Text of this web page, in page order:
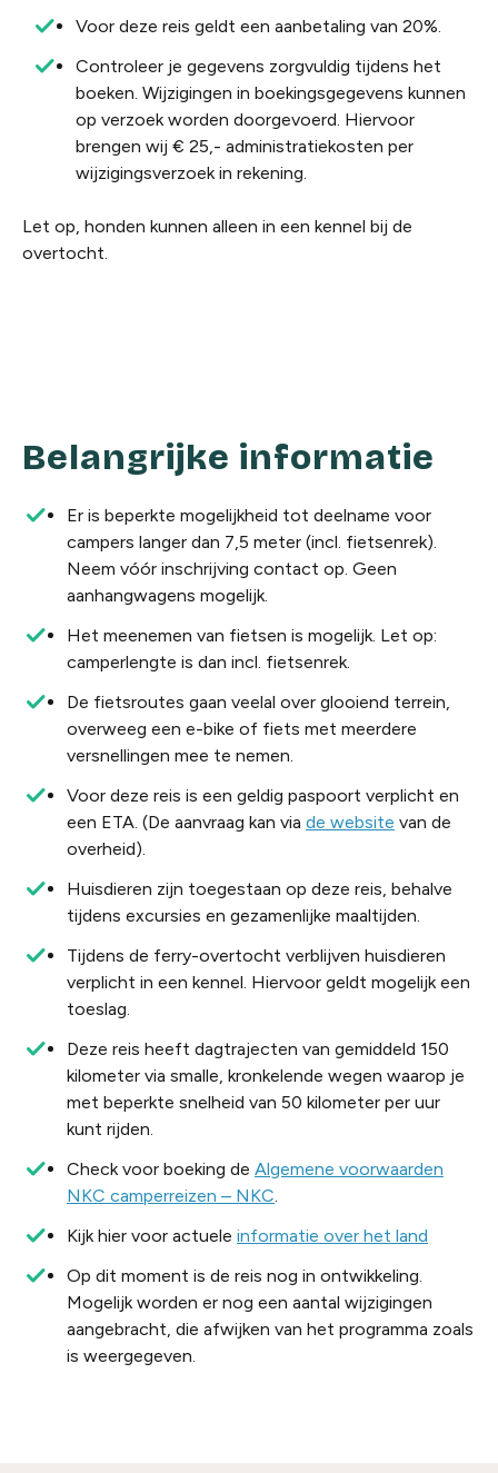
Voor deze reis geldt een aanbetaling van 20%.
Controleer je gegevens zorgvuldig tijdens het
boeken. Wijzigingen in boekingsgegevens kunnen
op verzoek worden doorgevoerd. Hiervoor
brengen wij € 25,- administratiekosten per
wijzigingsverzoek in rekening.
Let op, honden kunnen alleen in een kennel bij de
overtocht.
Belangrijke informatie
Er is beperkte mogelijkheid tot deelname voor
campers langer dan 7,5 meter (incl. fietsenrek).
Neem vóór inschrijving contact op. Geen
aanhangwagens mogelijk.
Het meenemen van fietsen is mogelijk. Let op:
camperlengte is dan incl. fietsenrek.
De fietsroutes gaan veelal over glooiend terrein,
overweeg een e-bike of fiets met meerdere
versnellingen mee te nemen.
Voor deze reis is een geldig paspoort verplicht en
een ETA. (De aanvraag kan via de website van de
overheid).
Huisdieren zijn toegestaan op deze reis, behalve
tijdens excursies en gezamenlijke maaltijden.
Tijdens de ferry-overtocht verblijven huisdieren
verplicht in een kennel. Hiervoor geldt mogelijk een
toeslag.
Deze reis heeft dagtrajecten van gemiddeld 150
kilometer via smalle, kronkelende wegen waarop je
met beperkte snelheid van 50 kilometer per uur
kunt rijden.
Check voor boeking de Algemene voorwaarden
NKC camperreizen – NKC
Kijk hier voor actuele informatie over het land
Op dit moment is de reis nog in ontwikkeling.
Mogelijk worden er nog een aantal wijzigingen
aangebracht, die afwijken van het programma zoals
is weergegeven.